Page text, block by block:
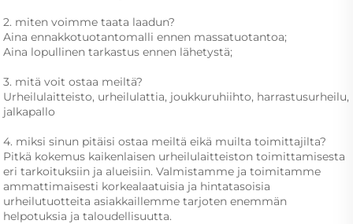
2. miten voimme taata laadun?
Aina ennakkotuotantomalli ennen massatuotantoa;
Aina lopullinen tarkastus ennen lähetystä;
3. mitä voit ostaa meiltä?
Urheilulaitteisto, urheilulattia, joukkuruhiihto, harrastusurheilu,
jalkapallo
4. miksi sinun pitäisi ostaa meiltä eikä muilta toimittajilta?
Pitkä kokemus kaikenlaisen urheilulaitteiston toimittamisesta
eri tarkoituksiin ja alueisiin. Valmistamme ja toimitamme
ammattimaisesti korkealaatuisia ja hintatasoisia
urheilutuotteita asiakkaillemme tarjoten enemmän
helpotuksia ja taloudellisuutta.